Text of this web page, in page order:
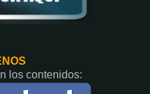
los contenidos: